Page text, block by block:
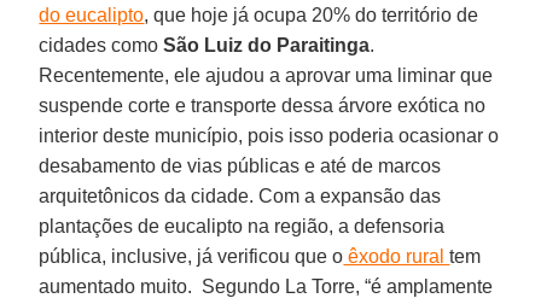
do eucalipto, que hoje já ocupa 20% do território de
cidades comoSão Luiz do Paraitinga.
Recentemente, ele ajudou a aprovar uma liminar que
suspende corte e transporte dessa árvore exótica no
interior deste município, pois isso poderia ocasionar o
desabamento de vias públicas e até de marcos
arquitetônicos da cidade. Com a expansão das
plantações de eucalipto na região, a defensoria
pública, inclusive, já verificou que o êxodo ruraltem
aumentado muito. Segundo La Torre, “é amplamente